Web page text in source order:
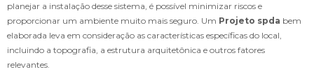
planejar a instalação desse sistema, é possível minimizar riscos e
proporcionar um ambiente muito mais seguro. Um Projeto spda bem
elaborada leva em consideração as características específicas do local,
incluindo a topografia, a estrutura arquitetônica e outros fatores
relevantes.